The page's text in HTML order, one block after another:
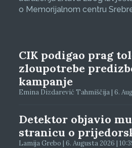
o Memorijalnom centru
CIK podigao prag
zloupotrebe
kampanje
Emina Dizdarević Tahmiščija | 6.
Detektor objavio
stranicu o
Lamija Grebo | 6. Augusta 2026 |